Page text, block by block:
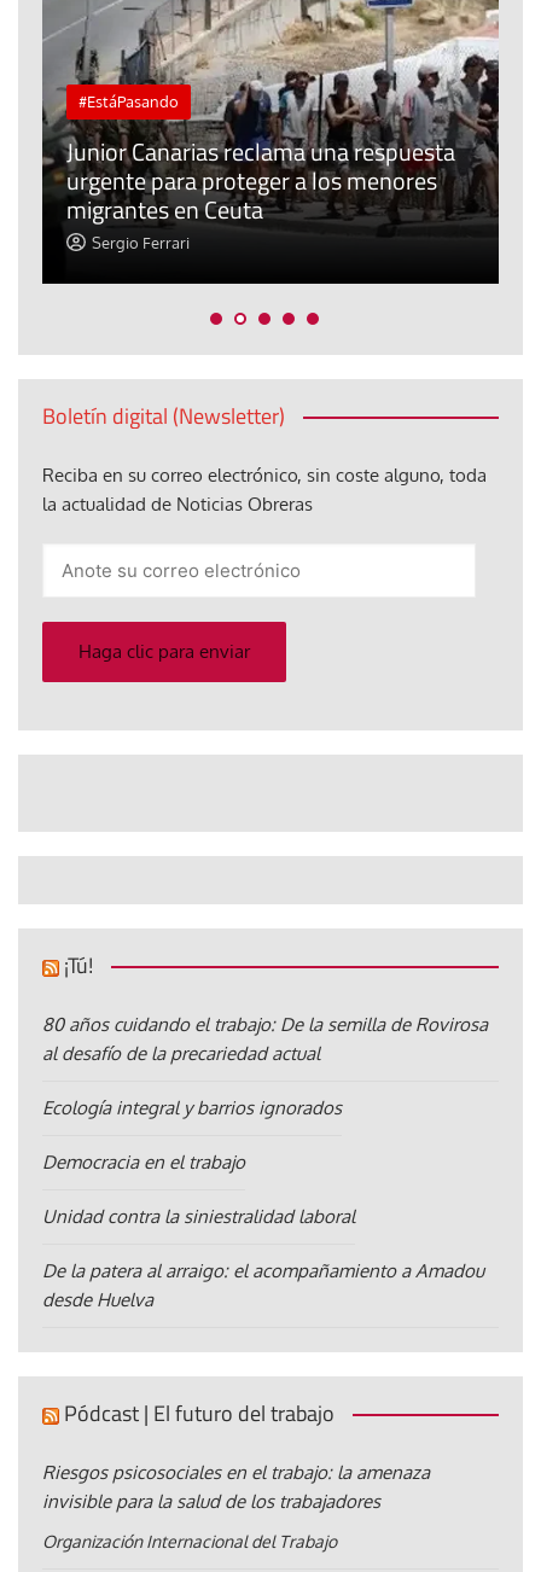
#EstáPasando
Junior Canarias reclama una respuesta
urgente para proteger a los menores
migrantes en Ceuta
Sergio Ferrari
Boletín digital (Newsletter)
Reciba en su correo electrónico, sin coste alguno, toda
la actualidad de Noticias Obreras
electrónico
Haga clic para enviar
¡Tú!
80 años cuidando el trabajo: De la semilla de Rovirosa
al desafío de la precariedad actual
Ecología integral y barrios ignorados
Democracia en el trabajo
Unidad contra la siniestralidad laboral
De la patera al arraigo: el acompañamiento a Amadou
desde Huelva
Pódcast | El futuro del trabajo
Riesgos psicosociales en el trabajo: la amenaza
invisible para la salud de los trabajadores
Organización Internacional del Trabajo